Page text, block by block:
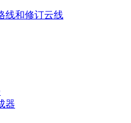
线和修订云线
器